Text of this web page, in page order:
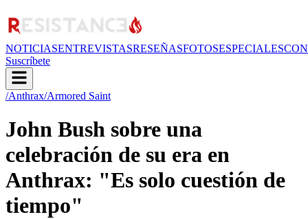
NOTICIASENTREVISTASRESEÑASFOTOSESPECIALES
Suscríbete
/Anthrax/Armored Saint
John Bush sobre una
celebración de su era en
Anthrax: "Es solo cuestión de
tiempo"